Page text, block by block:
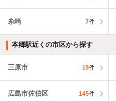
糸崎 7件
本郷駅近くの市区から探す
三原市 19件
広島市佐伯区 145件